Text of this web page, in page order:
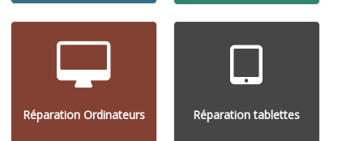
Réparation Ordinateurs Réparation tablettes